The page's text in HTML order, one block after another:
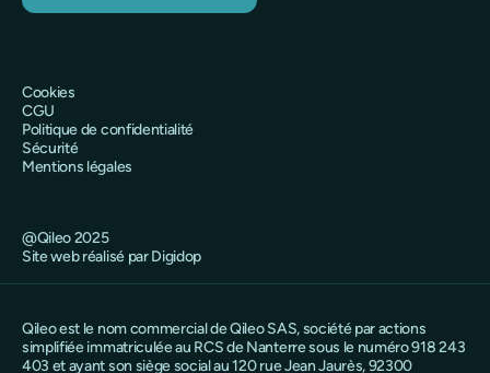
@Qileo 2025
Site web réalisé par Digidop
Cookies
CGU
Politique de confidentialité
Sécurité
Mentions légales
Qileo est le nom commercial de Qileo SAS, société par actions
simplifiée immatriculée au RCS de Nanterre sous le numéro 918 243
403 et ayant son siège social au 120 rue Jean Jaurès, 92300